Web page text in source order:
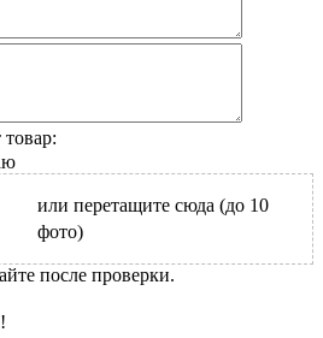
или перетащите сюда (до 10
фото)
после проверки.